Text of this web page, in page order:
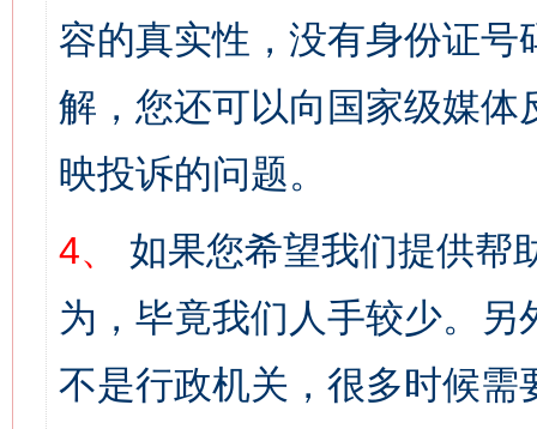
容的真实性，没有身份证
解，您还可以向国家级媒
映投诉的问题。
4、
如果您希望我们提供帮
为，毕竟我们人手较少。
不是行政机关，很多时候